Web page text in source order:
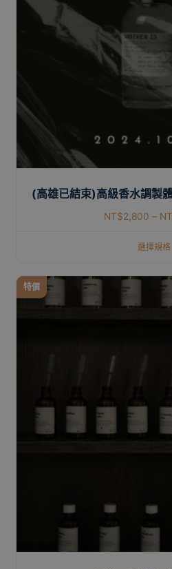
(高雄已結束)高級香水調
NT$2,800 –
選擇規格
特價